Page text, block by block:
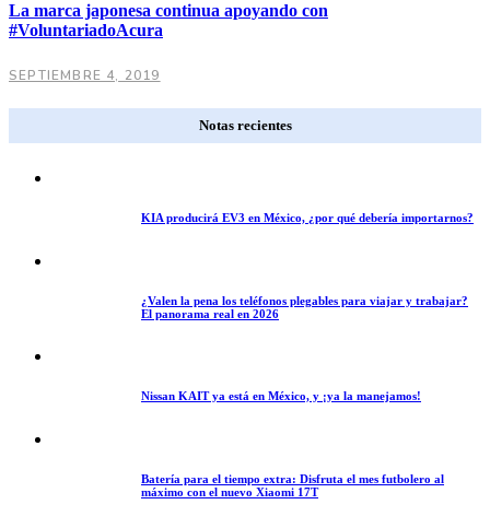
La marca japonesa continua apoyando con
#VoluntariadoAcura
SEPTIEMBRE 4, 2019
Notas recientes
KIA producirá EV3 en México, ¿por qué debería importarnos?
¿Valen la pena los teléfonos plegables para viajar y trabajar?
El panorama real en 2026
Nissan KAIT ya está en México, y ¡ya la manejamos!
Batería para el tiempo extra: Disfruta el mes futbolero al
máximo con el nuevo Xiaomi 17T